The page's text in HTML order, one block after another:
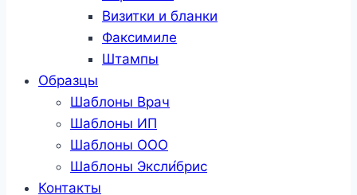
Визитки и бланки
Факсимиле
Штампы
Образцы
Шаблоны Врач
Шаблоны ИП
Шаблоны ООО
Шаблоны Эксли́брис
Контакты